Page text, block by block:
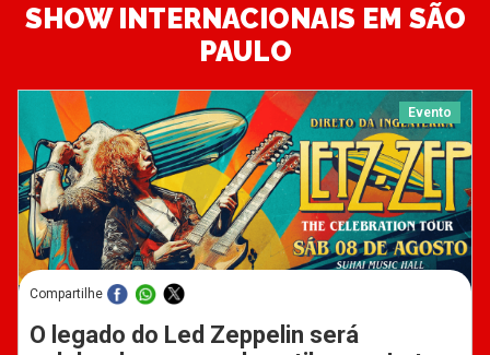
SHOW INTERNACIONAIS EM SÃO
PAULO
Evento
Compartilhe
O legado do Led Zeppelin será